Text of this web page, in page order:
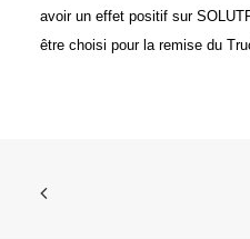
avoir un effet positif sur
être choisi pour la remise du